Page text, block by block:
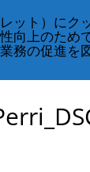
クラス・
ット）に
向上のた
の促進